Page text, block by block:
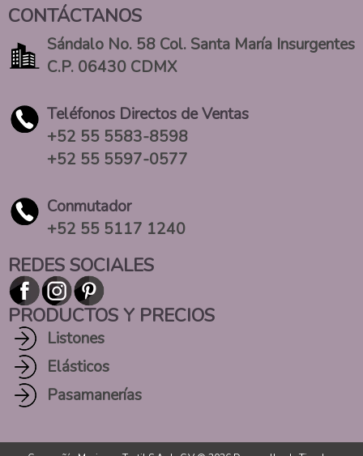
CONTÁCTANOS
Sándalo No. 58 Col. Santa María Insurgentes
C.P. 06430 CDMX
Teléfonos Directos de Ventas
+52 55 5583-8598
+52 55 5597-0577
Conmutador
+52 55 5117 1240
REDES SOCIALES
PRODUCTOS Y PRECIOS
Listones
Elásticos
Pasamanerías